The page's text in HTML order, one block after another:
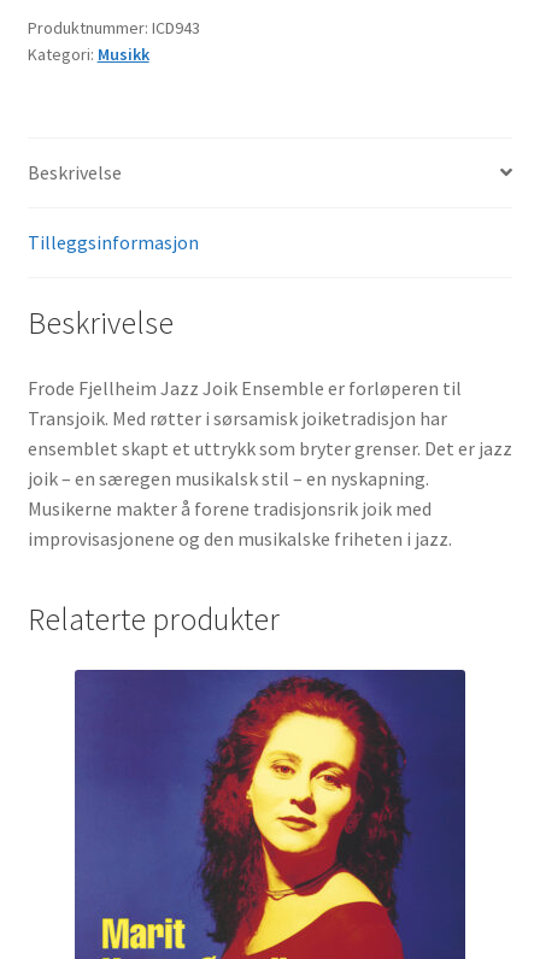
Produktnummer: ICD943
Kategori: Musikk
Beskrivelse
Tilleggsinformasjon
Beskrivelse
Frode Fjellheim Jazz Joik Ensemble er forløperen til
Transjoik. Med røtter i sørsamisk joiketradisjon har
ensemblet skapt et uttrykk som bryter grenser. Det er jazz
joik – en særegen musikalsk stil – en nyskapning.
Musikerne makter å forene tradisjonsrik joik med
improvisasjonene og den musikalske friheten i jazz.
Relaterte produkter